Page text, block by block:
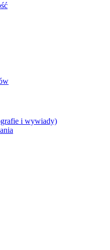
i wywiady)